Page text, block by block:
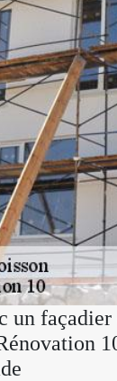
un façadier